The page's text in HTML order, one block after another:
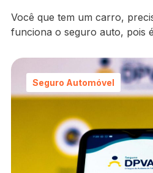
Você que tem um carro,
funciona o seguro auto, pois
ser obrigatório como um
com essa proteção, ainda
índices de roubo e furto
Seguro Automóvel